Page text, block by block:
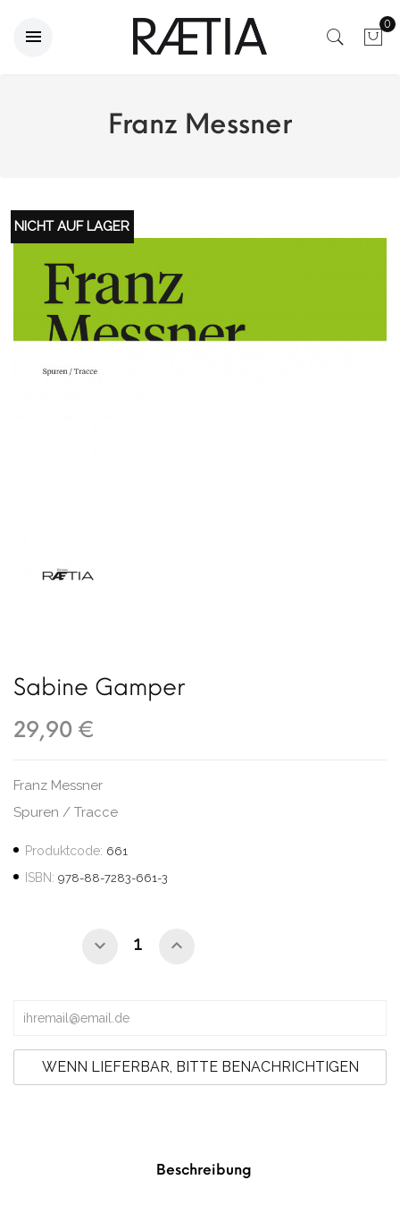
0
Franz Messner
NICHT AUF LAGER
Sabine Gamper
29,90 €
Franz Messner
Spuren / Tracce
Produktcode: 661
ISBN: 978-88-7283-661-3
WENN LIEFERBAR, BITTE BENACHRICHTIGEN
Beschreibung